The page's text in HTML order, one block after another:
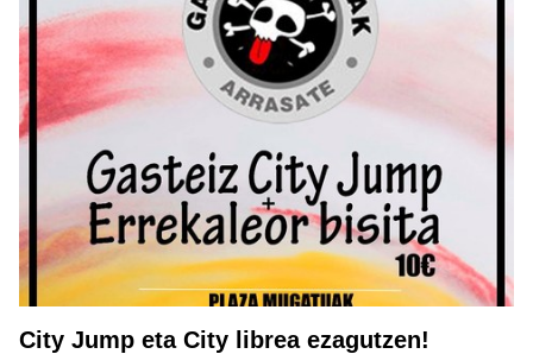
City Jump eta City librea ezagutzen!